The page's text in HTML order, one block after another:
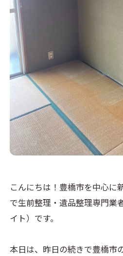
こんにちは！豊橋市を中心に
で生前整理・遺品整理専門業
イト）です。
本日は、昨日の続きで豊橋市